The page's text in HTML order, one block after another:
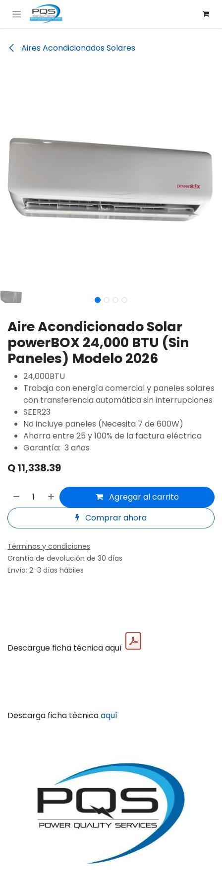
Ir al contenido
Aires Acondicionados Solares
Aire Acondicionado Solar
powerBOX 24,000 BTU (Sin
Paneles) Modelo 2026
24,000BTU
Trabaja con energía comercial y paneles solares
con transferencia automática sin interrupciones
SEER23
No incluye paneles (Necesita 7 de 600W)
Ahorra entre 25 y 100% de la factura eléctrica
Garantía: 3 años
Q11,338.39
Agregar al carrito
Comprar ahora
Términos y condiciones
Grantía de devolución de 30 días
Envío: 2-3 días hábiles
Descargue ficha técnica aquí
Descarga ficha técnicaaquí